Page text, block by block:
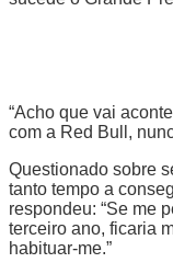
“Acho que vai
com a Red Bull,
Questionado sobre
tanto tempo a
respondeu: “Se me
terceiro ano, ficaria
habituar-me.”